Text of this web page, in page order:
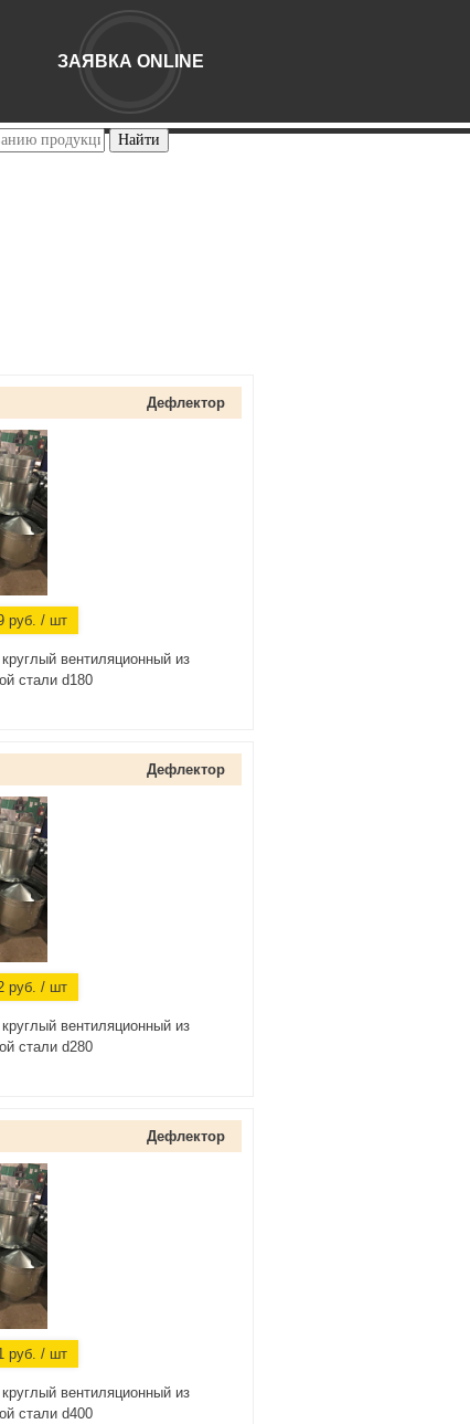
ЗАЯВКА ONLINE
Дефлектор
руб. / шт
вентиляционный из
стали d180
Дефлектор
руб. / шт
вентиляционный из
стали d280
Дефлектор
руб. / шт
вентиляционный из
стали d400